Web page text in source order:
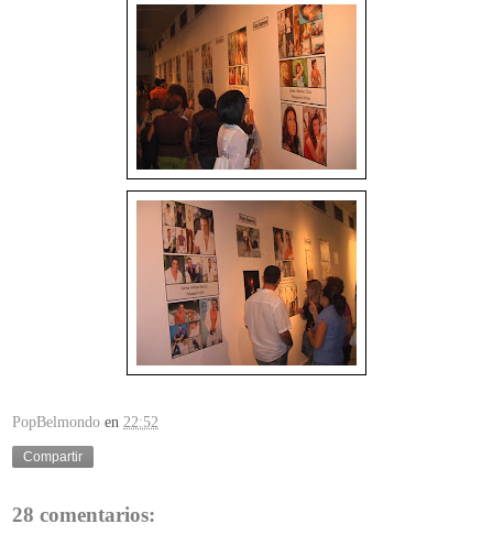
PopBelmondo en 22:52
Compartir
28 comentarios: